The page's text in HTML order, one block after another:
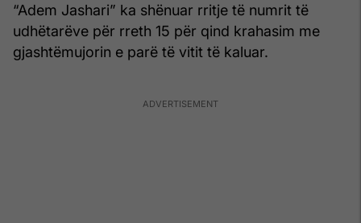
“Adem Jashari” ka shënuar rritje të numrit të
udhëtarëve për rreth 15 për qind krahasim me
gjashtëmujorin e parë të vitit të kaluar.